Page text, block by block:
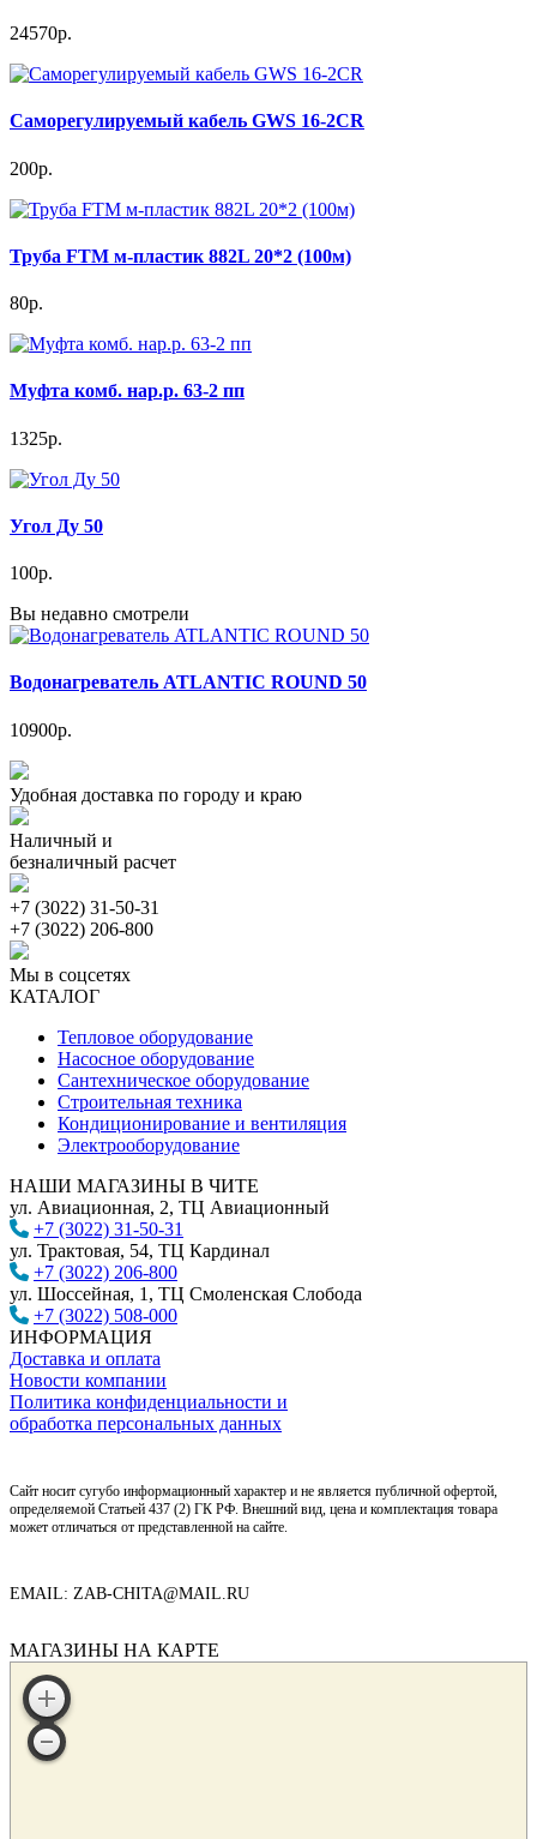
24570р.
Саморегулируемый кабель GWS 16-2CR
200р.
Труба FTM м-пластик 882L 20*2 (100м)
80р.
Муфта комб. нар.р. 63-2 пп
1325р.
Угол Ду 50
100р.
Вы недавно смотрели
Водонагреватель ATLANTIC ROUND 50
10900р.
Удобная доставка по городу и краю
Наличный и
безналичный расчет
+7 (3022) 31-50-31
+7 (3022) 206-800
Мы в соцсетях
КАТАЛОГ
Тепловое оборудование
Насосное оборудование
Сантехническое оборудование
Строительная техника
Кондиционирование и вентиляция
Электрооборудование
НАШИ МАГАЗИНЫ В ЧИТЕ
ул. Авиационная, 2, ТЦ Авиационный
+7 (3022) 31-50-31
ул. Трактовая, 54, ТЦ Кардинал
+7 (3022) 206-800
ул. Шоссейная, 1, ТЦ Смоленская Слобода
+7 (3022) 508-000
ИНФОРМАЦИЯ
Доставка и оплата
Новости компании
Политика конфиденциальности и
обработка персональных данных
Сайт носит сугубо информационный характер и не является публичной офертой,
определяемой Статьей 437 (2) ГК РФ. Внешний вид, цена и комплектация товара
может отличаться от представленной на сайте.
EMAIL: ZAB-CHITA@MAIL.RU
МАГАЗИНЫ НА КАРТЕ